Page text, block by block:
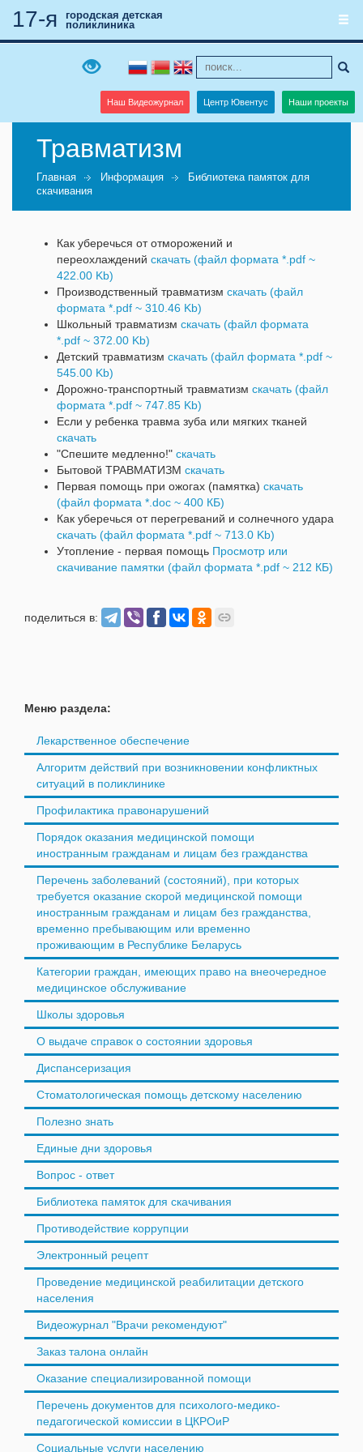
Наш Видеожурнал Центр Ювентус Наши проекты
17-я
городская детская
поликлиника
Травматизм
Главная Информация
Библиотека памяток для
скачивания
Как уберечься от отморожений и
переохлаждений скачать (файл формата *.pdf ~
422.00 Kb)
Производственный травматизм скачать (файл
формата *.pdf ~ 310.46 Kb)
Школьный травматизм скачать (файл формата
*.pdf ~ 372.00 Kb)
Детский травматизм скачать (файл формата *.pdf ~
545.00 Kb)
Дорожно-транспортный травматизм скачать (файл
формата *.pdf ~ 747.85 Kb)
Если у ребенка травма зуба или мягких тканей
скачать
"Спешите медленно!" скачать
Бытовой ТРАВМАТИЗМ скачать
Первая помощь при ожогах (памятка) скачать
(файл формата *.doc ~ 400 КБ)
Как уберечься от перегреваний и солнечного удара
скачать (файл формата *.pdf ~ 713.0 Kb)
Утопление - первая помощь Просмотр или
скачивание памятки (файл формата *.pdf ~ 212 КБ)
поделиться в:
Меню раздела:
Лекарственное обеспечение
Алгоритм действий при возникновении конфликтных
ситуаций в поликлинике
Профилактика правонарушений
Порядок оказания медицинской помощи
иностранным гражданам и лицам без гражданства
Перечень заболеваний (состояний), при которых
требуется оказание скорой медицинской помощи
иностранным гражданам и лицам без гражданства,
временно пребывающим или временно
проживающим в Республике Беларусь
Категории граждан, имеющих право на внеочередное
медицинское обслуживание
Школы здоровья
О выдаче справок о состоянии здоровья
Диспансеризация
Стоматологическая помощь детскому населению
Полезно знать
Единые дни здоровья
Вопрос - ответ
Библиотека памяток для скачивания
Противодействие коррупции
Электронный рецепт
Проведение медицинской реабилитации детского
населения
Видеожурнал "Врачи рекомендуют"
Заказ талона онлайн
Оказание специализированной помощи
Перечень документов для психолого-медико-
педагогической комиссии в ЦКРОиР
Социальные услуги населению